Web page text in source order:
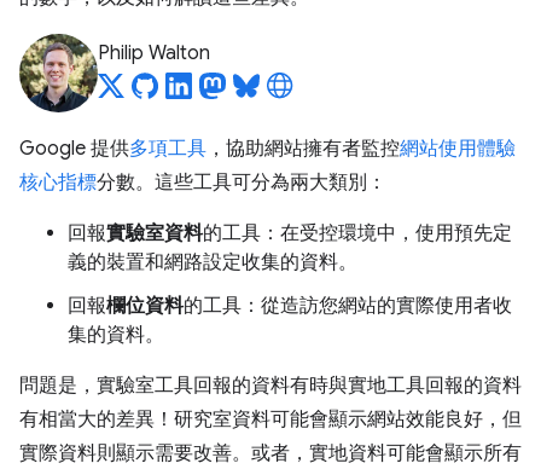
Philip Walton
Google 提供多項工具 ，協助網站擁有者監控網站使用體驗
核心指標分數。這些工具可分為兩大類別：
回報實驗室資料的工具：在受控環境中，使用預先定
義的裝置和網路設定收集的資料。
回報欄位資料的工具：從造訪您網站的實際使用者收
集的資料。
問題是，實驗室工具回報的資料有時與實地工具回報的資料
有相當大的差異！研究室資料可能會顯示網站效能良好，但
實際資料則顯示需要改善。或者，實地資料可能會顯示所有